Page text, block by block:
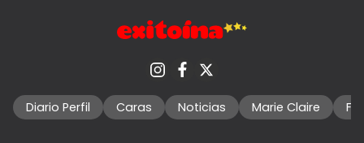
Diario Perfil Caras Noticias Marie Claire